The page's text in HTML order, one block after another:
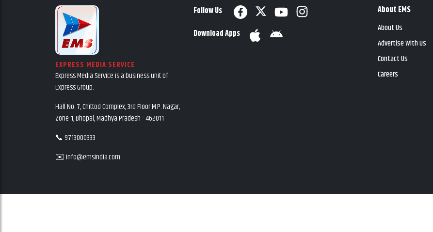
EXPRESS MEDIA SERVICE
Express Media Service is a business unit of
Express Group.
Hall No. 7, Chittod Complex, 3rd Floor M.P. Nagar,
Zone-1, Bhopal, Madhya Pradesh - 462011
📞 9713000333
✉️ info@emsindia.com
Follow Us
Download Apps
About EMS
About Us
Advertise With Us
Contact Us
Careers